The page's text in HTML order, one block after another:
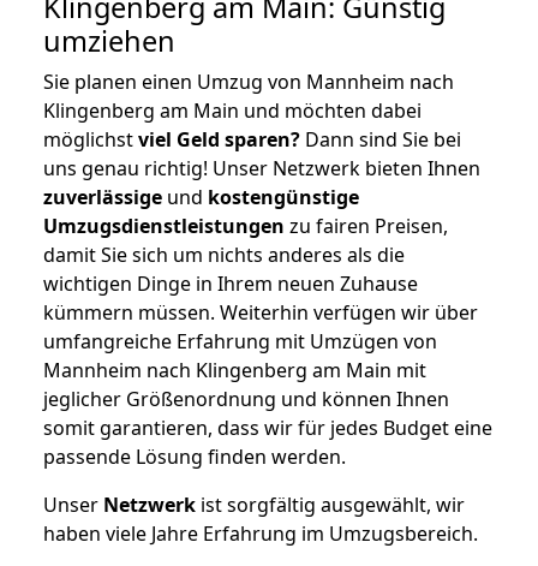
umziehen
Sie planen einen Umzug von Mannheim nach
Klingenberg am Main und möchten dabei
möglichstviel Geld sparen? Dann sind Sie bei
uns genau richtig! Unser Netzwerk bieten Ihnen
zuverlässige und kostengünstige
Umzugsdienstleistungen zu fairen Preisen,
damit Sie sich um nichts anderes als die
wichtigen Dinge in Ihrem neuen Zuhause
kümmern müssen. Weiterhin verfügen wir über
umfangreiche Erfahrung mit Umzügen von
Mannheim nach Klingenberg am Main mit
jeglicher Größenordnung und können Ihnen
somit garantieren, dass wir für jedes Budget eine
passende Lösung finden werden.
Unser Netzwerk ist sorgfältig ausgewählt, wir
haben viele Jahre Erfahrung im Umzugsbereich.